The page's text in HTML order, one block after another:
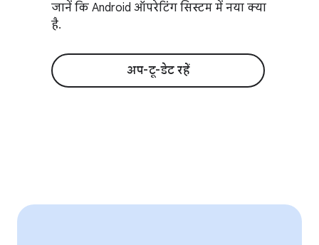
जानें कि Android ऑपरेटिंग सिस्टम में नया क्या
है.
अप-टू-डेट रहें